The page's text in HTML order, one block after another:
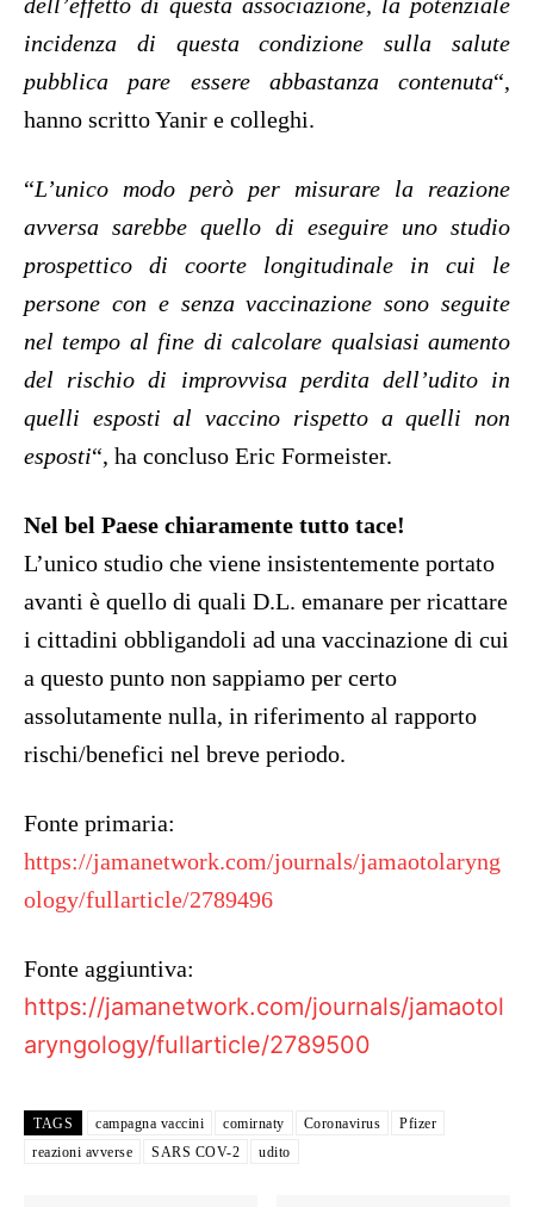
incidenza di questa condizione sulla salute
pubblica pare essere abbastanza contenuta“,
hanno scritto Yanir e colleghi.
“L’unico modo però per misurare la reazione
avversa sarebbe quello di eseguire uno studio
prospettico di coorte longitudinale in cui le
persone con e senza vaccinazione sono seguite
nel tempo al fine di calcolare qualsiasi aumento
del rischio di improvvisa perdita dell’udito in
quelli esposti al vaccino rispetto a quelli non
esposti“, ha concluso Eric Formeister.
Nel bel Paese chiaramente tutto tace!
L’unico studio che viene insistentemente portato
avanti è quello di quali D.L. emanare per ricattare
i cittadini obbligandoli ad una vaccinazione di cui
a questo punto non sappiamo per certo
assolutamente nulla, in riferimento al rapporto
rischi/benefici nel breve periodo.
Fonte primaria:
https://jamanetwork.com/journals/jamaotolaryng
ology/fullarticle/2789496
Fonte aggiuntiva:
https://jamanetwork.com/journals/jamaotol
aryngology/fullarticle/2789500
TAGS campagna vaccini comirnaty Coronavirus
Pfizer
reazioni avverse
SARS COV-2 udito